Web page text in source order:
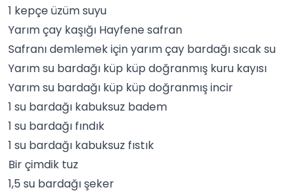
1 kepçe üzüm suyu
Yarım çay kaşığı Hayfenesafran
Safranı demlemek için yarım çay bardağı sıcak su
Yarım su bardağı küp küp doğranmış kuru kayısı
Yarım su bardağı küp küp doğranmış incir
1 su bardağı kabuksuz badem
1 su bardağı fındık
1 su bardağı kabuksuz fıstık
Bir çimdik tuz
1,5 su bardağı şeker